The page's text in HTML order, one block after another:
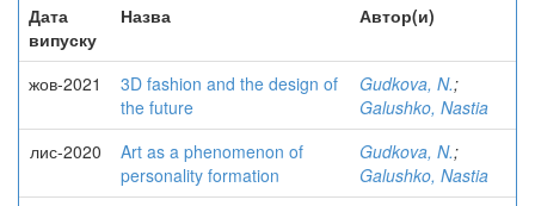
Дата
випуску
Назва Автор(и)
жов-2021
3D fashion and the design of
the future
Gudkova, N.;
Galushko, Nastia
лис-2020
Art as a phenomenon of
personality formation
Gudkova, N.;
Galushko, Nastia